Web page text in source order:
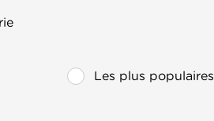
Les plus populaires